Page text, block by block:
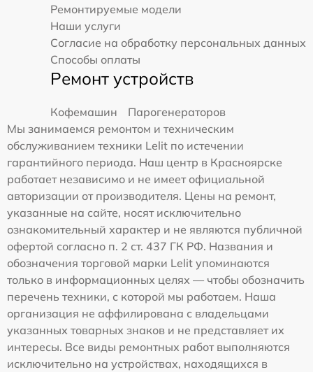
Ремонтируемые модели
Наши услуги
Согласие на обработку персональных данных
Способы оплаты
Ремонт устройств
Кофемашин
Парогенераторов
Мы занимаемся ремонтом и техническим
обслуживанием техники Lelit по истечении
гарантийного периода. Наш центр в Красноярске
работает независимо и не имеет официальной
авторизации от производителя. Цены на ремонт,
указанные на сайте, носят исключительно
ознакомительный характер и не являются публичной
офертой согласно п. 2 ст. 437 ГК РФ. Названия и
обозначения торговой марки Lelit упоминаются
только в информационных целях — чтобы обозначить
перечень техники, с которой мы работаем. Наша
организация не аффилирована с владельцами
указанных товарных знаков и не представляет их
интересы. Все виды ремонтных работ выполняются
исключительно на устройствах, находящихся в